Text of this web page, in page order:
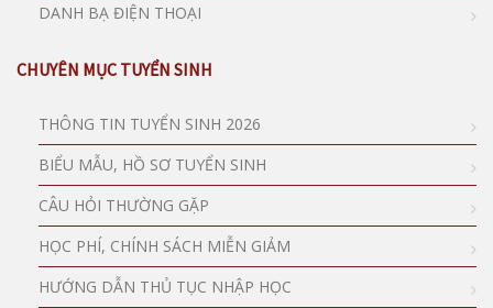
DANH BẠ ĐIỆN THOẠI
CHUYÊN MỤC TUYỂN SINH
THÔNG TIN TUYỂN SINH 2026
BIỂU MẪU, HỒ SƠ TUYỂN SINH
CÂU HỎI THƯỜNG GẶP
HỌC PHÍ, CHÍNH SÁCH MIỄN GIẢM
HƯỚNG DẪN THỦ TỤC NHẬP HỌC